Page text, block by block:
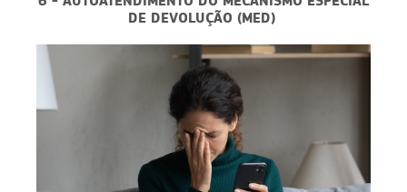
DE DEVOLUÇÃO (MED)